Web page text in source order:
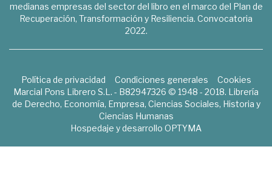
medianas empresas del sector del libro en el marco del Plan de
Recuperación, Transformación y Resiliencia. Convocatoria
2022.
Política de privacidad Condiciones generales
Cookies
Marcial Pons Librero S.L. - B82947326 © 1948 - 2018. Librería
de Derecho, Economía, Empresa, Ciencias Sociales, Historia y
Ciencias Humanas
Hospedaje y desarrollo OPTYMA